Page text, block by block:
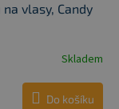
vlasy, Candy
Skladem
Do košíku